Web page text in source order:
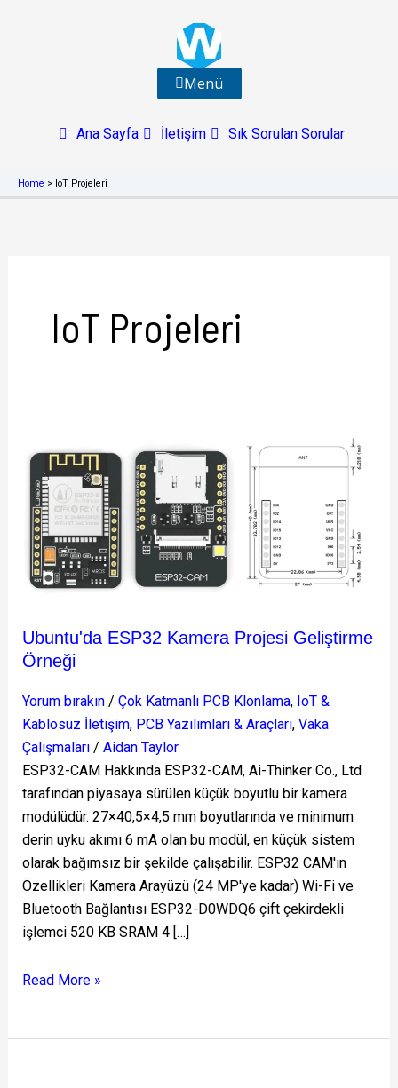
Menü
Ana Sayfa İletişim Sık Sorulan Sorular
Home > IoT Projeleri
IoT Projeleri
Ubuntu'da ESP32 Kamera Projesi Geliştirme
Örneği
Yorum bırakın / Çok Katmanlı PCB Klonlama, IoT &
Kablosuz İletişim, PCB Yazılımları & Araçları, Vaka
Çalışmaları/ Aidan Taylor
ESP32-CAM Hakkında ESP32-CAM, Ai-Thinker Co., Ltd
tarafından piyasaya sürülen küçük boyutlu bir kamera
modülüdür. 27×40,5×4,5 mm boyutlarında ve minimum
derin uyku akımı 6 mA olan bu modül, en küçük sistem
olarak bağımsız bir şekilde çalışabilir. ESP32 CAM'ın
Özellikleri Kamera Arayüzü (24 MP'ye kadar) Wi-Fi ve
Bluetooth Bağlantısı ESP32-D0WDQ6 çift çekirdekli
işlemci 520 KB SRAM 4 […]
ESP32
Kamera
Projesi
Geliştirme
Örneği
Read More »